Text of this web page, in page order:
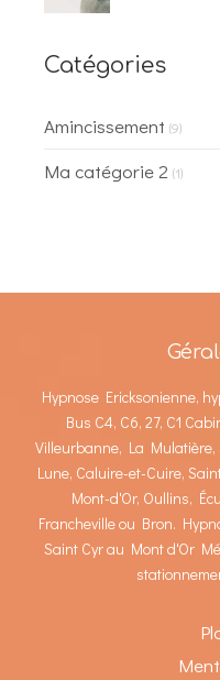
Catégories
Amincissement (9)
Ma catégorie 2 (1)
Hypnose Ericksonienne,
Bus C4, C6, 27, C1
Villeurbanne, La Mulatière,
Lune, Caluire-et-Cuire,
Mont-d'Or, Oullins,
Francheville ou Bron.
Saint Cyr au Mont d'Or